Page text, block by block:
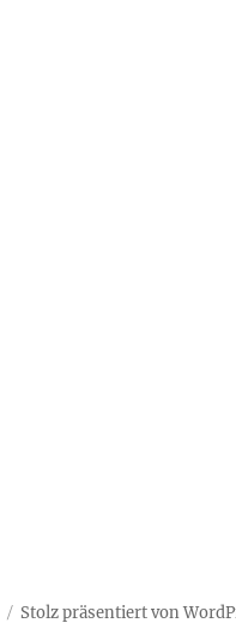
Stolz präsentiert von